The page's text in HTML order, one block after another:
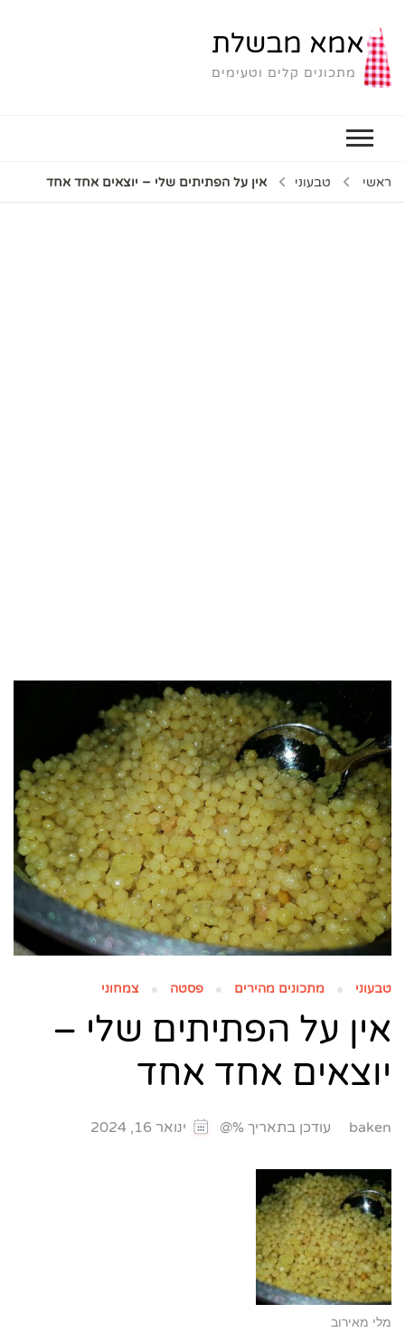
אמא מבשלת
מתכונים קלים וטעימים
ראשי טבעוני אין על הפתיתים שלי – יוצאים אחד אחד
טבעוני מתכונים מהירים פסטה צמחוני
אין על הפתיתים שלי –
יוצאים אחד אחד
baken עודכן בתאריך %@ ינואר 16, 2024
מלי מאירוב